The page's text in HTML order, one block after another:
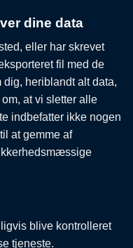
dine data
eller har skrevet
fil med de
heriblandt alt data,
at vi sletter alle
indbefatter ikke nogen
at gemme af
blive kontrolleret
tjeneste.